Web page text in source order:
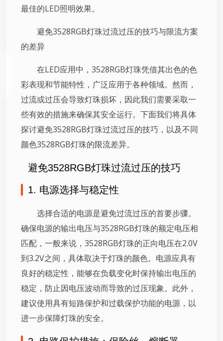
最佳的LED照明效果。
避免3528RGB灯珠过流过压的技巧与限流方案
的差异
在LED应用中，3528RGB灯珠凭借其出色的色
彩表现和节能特性，广泛应用于各种领域。然而，
过流或过压会导致灯珠损坏，因此我们需要采取一
些有效的措施来确保其安全运行。下面我们将具体
探讨避免3528RGB灯珠过流过压的技巧，以及不同
颜色3528RGB灯珠的限流差异。
避免3528RGB灯珠过流过压的技巧
1. 电源选择与稳定性
选择合适的电源是避免过流过压的首要步骤。
确保电源的输出电压与3528RGB灯珠的额定电压相
匹配，一般来说，3528RGB灯珠的正向电压在2.0V
到3.2V之间，具体取决于灯珠的颜色。电源应具有
良好的稳定性，能够在负载变化时保持输出电压的
稳定，防止因电压波动而导致的过压现象。此外，
建议使用具有短路保护和过载保护功能的电源，以
进一步保障灯珠的安全。